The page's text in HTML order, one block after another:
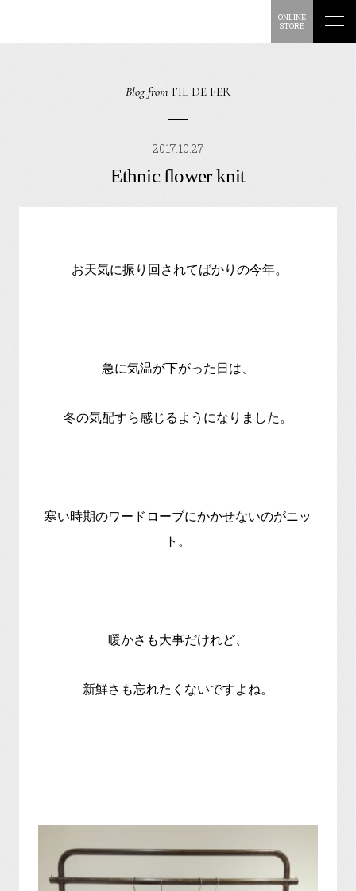
ONLINE
STORE
Blog from FIL DE FER
2017.10.27
Ethnic flower knit
お天気に振り回されてばかりの今年。
急に気温が下がった日は、
冬の気配すら感じるようになりました。
寒い時期のワードローブにかかせないのがニッ
ト。
暖かさも大事だけれど、
新鮮さも忘れたくないですよね。